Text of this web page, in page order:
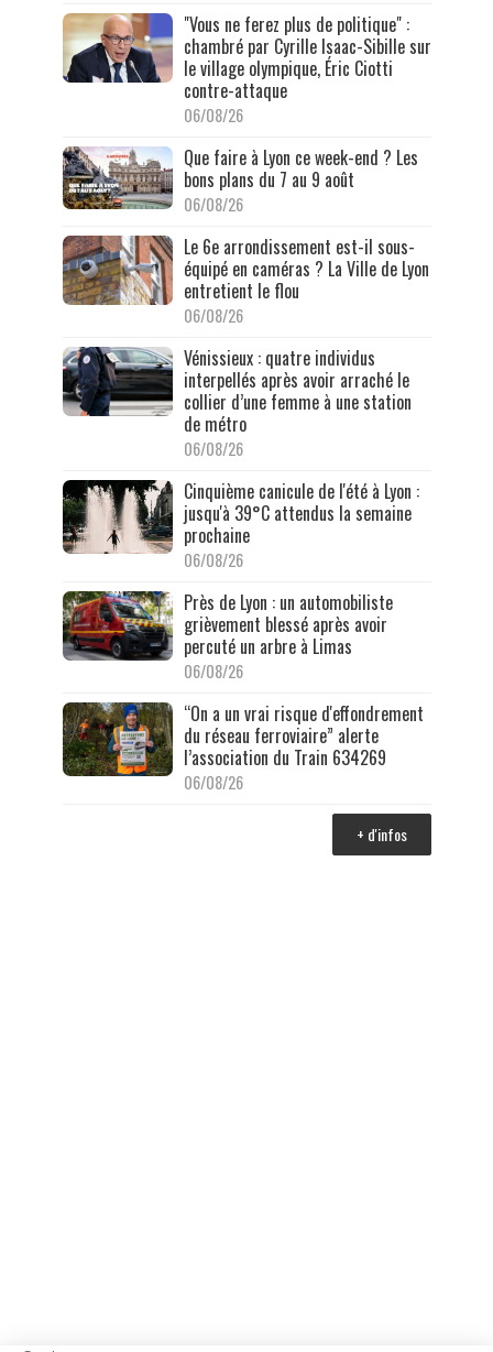
"Vous ne ferez plus de politique" :
chambré par Cyrille Isaac-Sibille sur
le village olympique, Éric Ciotti
contre-attaque
06/08/26
Que faire à Lyon ce week-end ? Les
bons plans du 7 au 9 août
06/08/26
Le 6e arrondissement est-il sous-
équipé en caméras ? La Ville de Lyon
entretient le flou
06/08/26
Vénissieux : quatre individus
interpellés après avoir arraché le
collier d’une femme à une station
de métro
06/08/26
Cinquième canicule de l'été à Lyon :
jusqu'à 39°C attendus la semaine
prochaine
06/08/26
Près de Lyon : un automobiliste
grièvement blessé après avoir
percuté un arbre à Limas
06/08/26
“On a un vrai risque d'effondrement
du réseau ferroviaire” alerte
l’association du Train 634269
06/08/26
+ d'infos